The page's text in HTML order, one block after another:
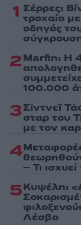
1 Σέρρες:
τροχαίο
οδηγός
2Marfin: Η
100.000
3Σίντνεϊ
σταρ του
με τον
4
– Τι
5Κυψέλη:
Λέσβο